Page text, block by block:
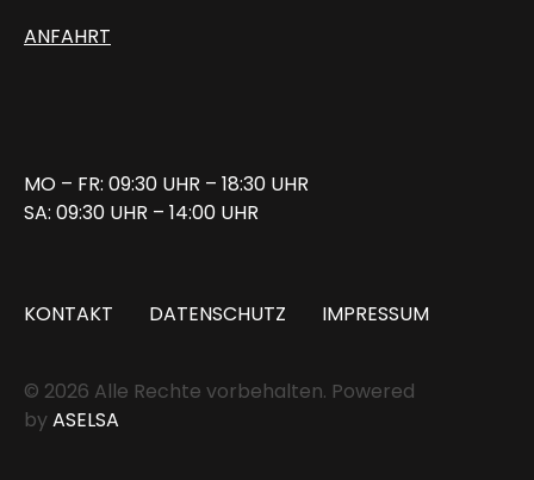
ANFAHRT
MO – FR: 09:30 UHR – 18:30 UHR
SA: 09:30 UHR – 14:00 UHR
KONTAKT DATENSCHUTZ IMPRESSUM
© 2026 Alle Rechte vorbehalten. Powered
byASELSA